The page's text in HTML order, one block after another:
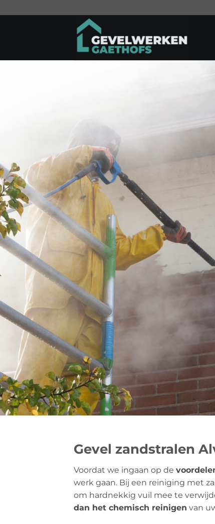
Gevel zandstralen
Voordat we ingaan op de
werk gaan. Bij een reiniging met
om hardnekkig vuil mee te
dan het chemisch reinigen van